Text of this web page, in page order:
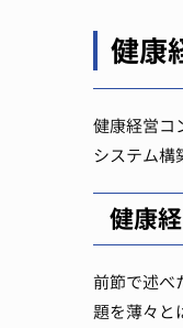
健康
健康経営コ
システム構
健康
前節で述べ
題を薄々と